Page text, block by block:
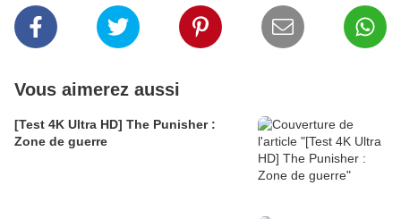
Vous aimerez aussi
[Test 4K Ultra HD] The Punisher :
Zone de guerre